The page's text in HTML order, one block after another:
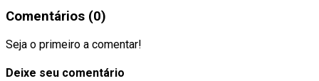
Comentários (0)
Seja o primeiro a comentar!
Deixe seu comentário